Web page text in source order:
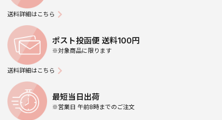
送料詳細はこちら
ポスト投函便 送料100円
※対象商品に限ります
送料詳細はこちら
最短当日出荷
※営業日 午前8時までのご注文